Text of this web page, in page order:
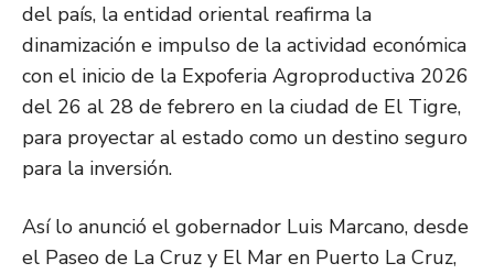
del país, la entidad oriental reafirma la
dinamización e impulso de la actividad económica
con el inicio de la Expoferia Agroproductiva 2026
del 26 al 28 de febrero en la ciudad de El Tigre,
para proyectar al estado como un destino seguro
para la inversión.
Así lo anunció el gobernador Luis Marcano, desde
el Paseo de La Cruz y El Mar en Puerto La Cruz,